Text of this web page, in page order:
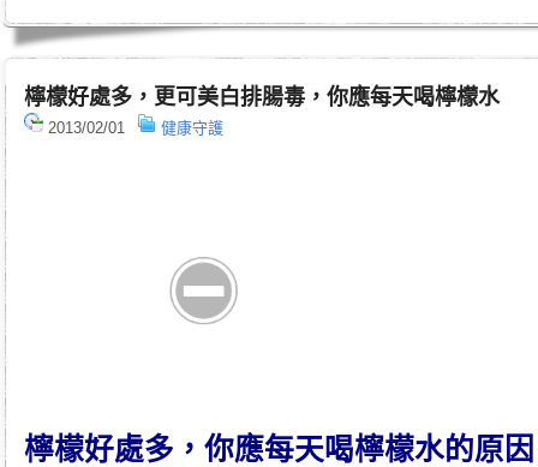
檸檬好處多，更可美白排腸毒，你應每天喝檸檬水
2013/02/01 健康守護
檸檬好處多，你應每天喝檸檬水的原